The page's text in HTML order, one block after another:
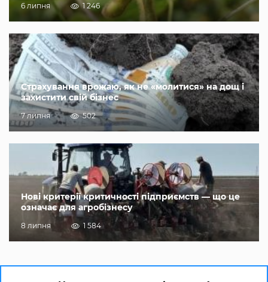
6 липня 1 246
Страхування врожаю, як не «молитися» на дощ і
захистити свій бізнес
7 липня 502
Нові критерії критичності підприємств — що це
означає для агробізнесу
8 липня 1 584